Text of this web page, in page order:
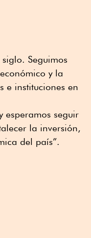
Seguimos
y la
e instituciones en
esperamos seguir
la inversión,
del país”.